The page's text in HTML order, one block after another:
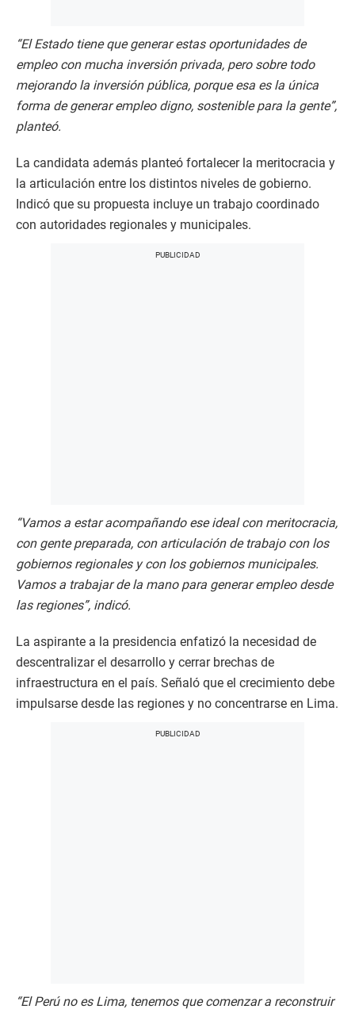
“El Estado tiene que generar estas oportunidades de
empleo con mucha inversión privada, pero sobre todo
mejorando la inversión pública, porque esa es la única
forma de generar empleo digno, sostenible para la gente”,
planteó.
La candidata además planteó fortalecer la meritocracia y
la articulación entre los distintos niveles de gobierno.
Indicó que su propuesta incluye un trabajo coordinado
con autoridades regionales y municipales.
“Vamos a estar acompañando ese ideal con meritocracia,
con gente preparada, con articulación de trabajo con los
gobiernos regionales y con los gobiernos municipales.
Vamos a trabajar de la mano para generar empleo desde
las regiones”, indicó.
La aspirante a la presidencia enfatizó la necesidad de
descentralizar el desarrollo y cerrar brechas de
infraestructura en el país. Señaló que el crecimiento debe
impulsarse desde las regiones y no concentrarse en Lima.
“El Perú no es Lima, tenemos que comenzar a reconstruir